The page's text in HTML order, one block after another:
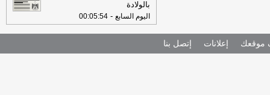
بالولادة
اليوم السابع -
00:05:54
موقعك إعلانات إتصل بنا